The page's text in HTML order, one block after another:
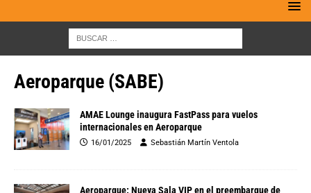
Aeroparque (SABE)
AMAE Lounge inaugura FastPass para vuelos
internacionales en Aeroparque
16/01/2025 Sebastián Martín Ventola
Aeroparque: Nueva Sala VIP en el preembarque de